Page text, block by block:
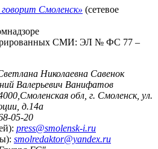
Смоленск» (сетевое
СМИ: ЭЛ № ФС 77 –
Николаевна Савенок
Валерьевич Ванифатов
обл, г. Смоленск, ул.
д.14а
05-20
press@smolensk-i.ru
smolredaktor@yandex.ru